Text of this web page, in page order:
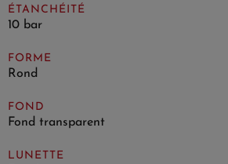
ÉTANCHÉITÉ
10 bar
FORME
Rond
FOND
Fond transparent
LUNETTE